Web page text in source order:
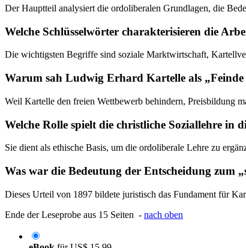
Der Hauptteil analysiert die ordoliberalen Grundlagen, die
Welche Schlüsselwörter charakterisieren die
Die wichtigsten Begriffe sind soziale Marktwirtschaft,
Warum sah Ludwig Erhard Kartelle als „Feinde
Weil Kartelle den freien Wettbewerb behindern, Preisbildung
Welche Rolle spielt die christliche Soziallehre in
Sie dient als ethische Basis, um die ordoliberale Lehre zu
Was war die Bedeutung der Entscheidung zum
Dieses Urteil von 1897 bildete juristisch das Fundament für
Ende der Leseprobe aus 15 Seiten - nach oben